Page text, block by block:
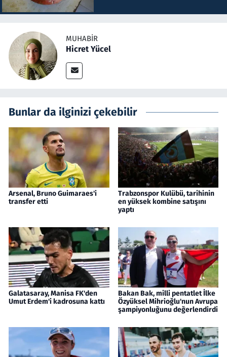
MUHABIR
Hicret Yücel
Bunlar da ilginizi çekebilir
Arsenal, Bruno Guimaraes'i
transfer etti
Trabzonspor Kulübü, tarihinin
en yüksek kombine satışını
yaptı
Galatasaray, Manisa FK'den
Umut Erdem'i kadrosuna kattı
Bakan Bak, milli pentatlet İlke
Özyüksel Mihrioğlu'nun Avrupa
şampiyonluğunu değerlendirdi